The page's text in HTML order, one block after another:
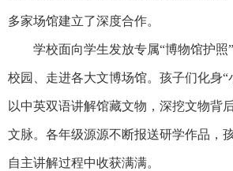
多家场馆建立了深度合作。
学校面向学生发放专属“博物馆护照”
校园、走进各大文博场馆。孩子们化身“
以中英双语讲解馆藏文物，深挖文物背
文脉。各年级源源不断报送研学作品，
自主讲解过程中收获满满。